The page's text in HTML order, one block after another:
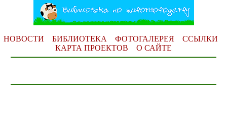
НОВОСТИ БИБЛИОТЕКА ФОТОГАЛЕРЕЯ
ССЫЛКИ
КАРТА ПРОЕКТОВ
О САЙТЕ